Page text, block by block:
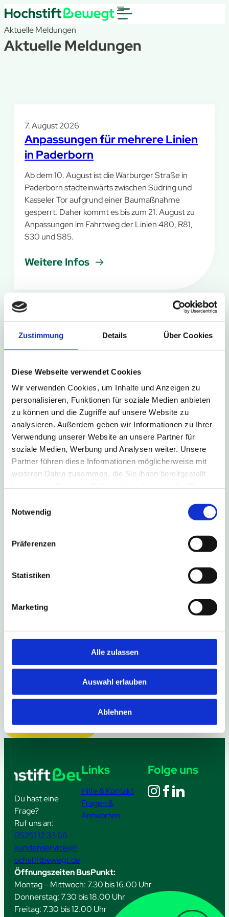
Zustimmung Details Über Cookies
Diese Webseite verwendet Cookies
Wir verwenden Cookies, um Inhalte und Anzeigen zu
personalisieren, Funktionen für soziale Medien anbieten
zu können und die Zugriffe auf unsere Website zu
analysieren. Außerdem geben wir Informationen zu Ihrer
Verwendung unserer Website an unsere Partner für
soziale Medien, Werbung und Analysen weiter. Unsere
Partner führen diese Informationen möglicherweise mit
weiteren Daten zusammen, die Sie ihnen bereitgestellt
Notwendig
Präferenzen
Statistiken
Marketing
Alle zulassen
Auswahl erlauben
Ablehnen
Aktuelle Meldungen
Aktuelle Meldungen
7. August 2026
Anpassungen für mehrere Linien
in Paderborn
Ab dem 10. August ist die Warburger Straße in
Paderborn stadteinwärts zwischen Südring und
Kasseler Tor aufgrund einer Baumaßnahme
gesperrt. Daher kommt es bis zum 21. August zu
Anpassungen im Fahrtweg der Linien 480, R81,
S30 und S85.
Weitere Infos
Kurze Umleitung in Bad Driburg-
Im Rahmen des Schützenfestes in Bad Driburg-
Neuenheerse kommt es am Wochenende zu
kurzzeitigen Sperrungen der Haltestellen
Neuenheerse Siedlung und Neuenheerse Kiche.
Weitere Infos
B1-Sperrung führt zu Umleitung
Aufgrund einer Fahrbahn-Sanierung ist die B1 in
Fahrtrichtung Salzkotten vom 6. August bis zum
16. Oktober 2026 gesperrt. Die Linien S90, 490,
eine Umleitungsstrecke.
Weitere Infos
Weitere Meldungen
Du hast eine
Frage?
Ruf uns an:
05251 12 33 66
kundenservice@h
ochstiftbewegt.de
Links
Hilfe & Kontakt
Fragen &
Antworten
Folge uns
Öffnungszeiten BusPunkt:
Montag – Mittwoch: 7.30 bis 16.00 Uhr
Donnerstag: 7.30 bis 18.00 Uhr
Freitag: 7.30 bis 12.00 Uhr